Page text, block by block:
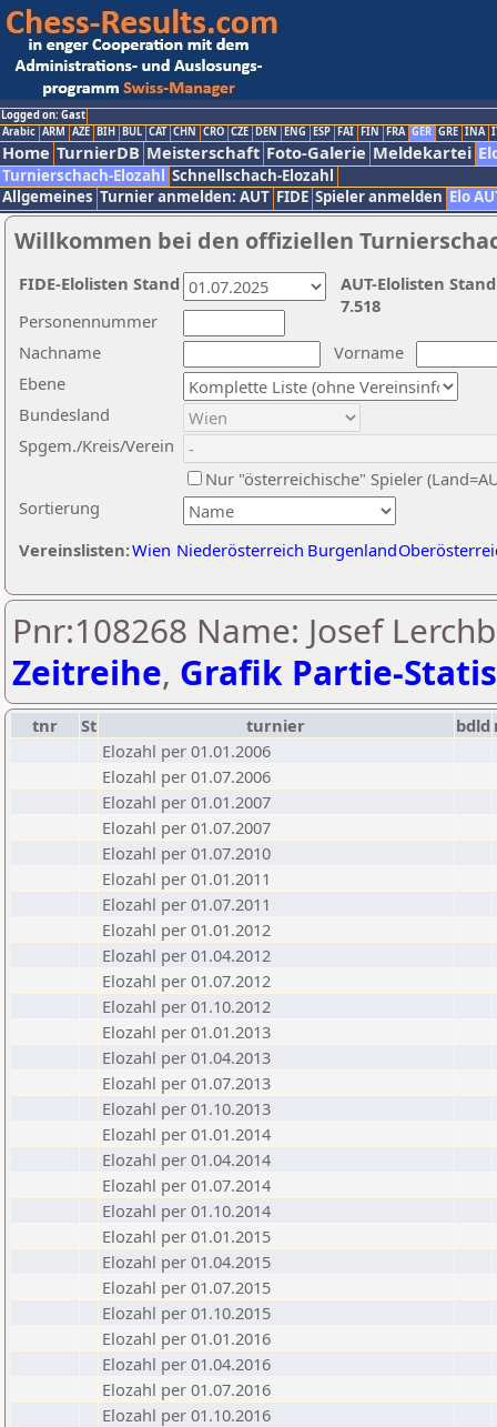
Logged on: Gast
Arabic ARM AZE BIH BUL CAT CHN CRO CZE DEN ENG ESP FAI FIN FRA GER GRE INA
Home TurnierDB Meisterschaft Foto-Galerie Meldekartei
Turnierschach-Elozahl Schnellschach-Elozahl
Allgemeines Turnier anmelden: AUT FIDE Spieler anmelden Elo
Willkommen bei den offiziellen
Nachname
Vorname
Ebene
Sortierung
Personennummer
Bundesland
Spgem./Kreis/Verein
Nur "österreichische" Spieler
Vereinslisten:Wien Niederösterreich Burgenland
AUT-Elolisten
7.518
FIDE-Elolisten Stand
Pnr:108268 Name: Josef
Zeitreihe, Grafik Partie-
tnr St turnier bdld
Elozahl per 01.01.2006
Elozahl per 01.07.2006
Elozahl per 01.01.2007
Elozahl per 01.07.2007
Elozahl per 01.07.2010
Elozahl per 01.01.2011
Elozahl per 01.07.2011
Elozahl per 01.01.2012
Elozahl per 01.04.2012
Elozahl per 01.07.2012
Elozahl per 01.10.2012
Elozahl per 01.01.2013
Elozahl per 01.04.2013
Elozahl per 01.07.2013
Elozahl per 01.10.2013
Elozahl per 01.01.2014
Elozahl per 01.04.2014
Elozahl per 01.07.2014
Elozahl per 01.10.2014
Elozahl per 01.01.2015
Elozahl per 01.04.2015
Elozahl per 01.07.2015
Elozahl per 01.10.2015
Elozahl per 01.01.2016
Elozahl per 01.04.2016
Elozahl per 01.07.2016
Elozahl per 01.10.2016